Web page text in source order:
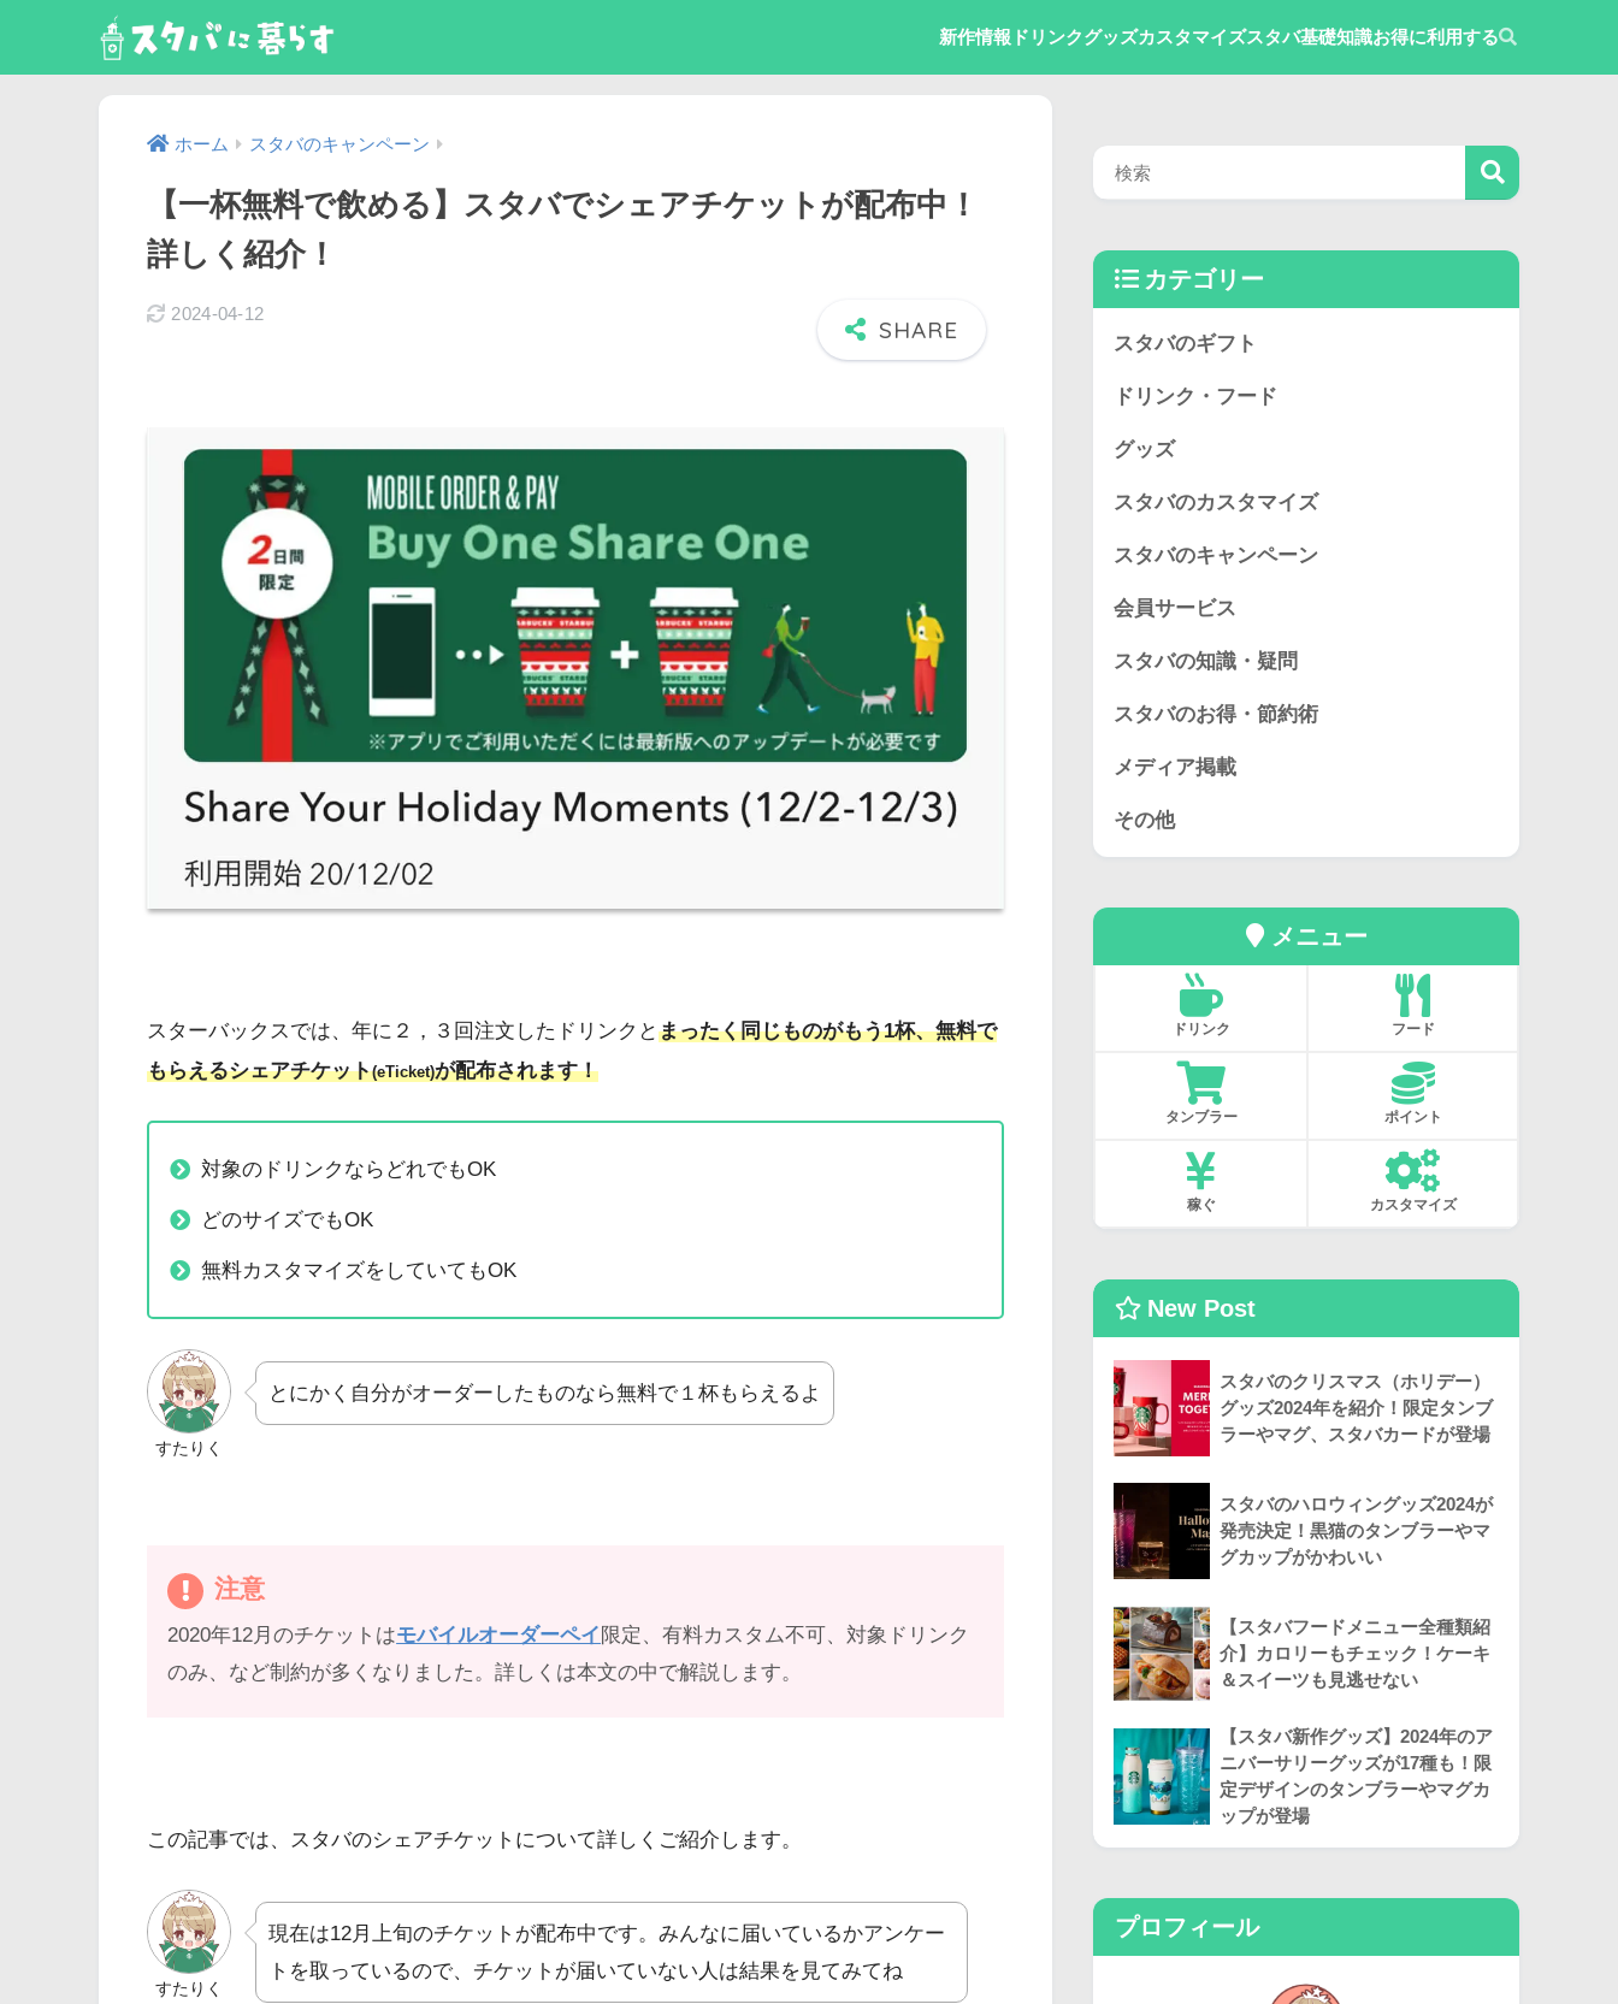
新作情報 ドリンクグッズカスタマイズスタバ基礎知識お得に利用する
ホーム スタバのキャンペーン
【一杯無料で飲める】スタバでシェアチケットが配布中！
詳しく紹介！
2024-04-12
スターバックスでは、年に２，３回注文したドリンクとまったく同じものがもう1杯、無料で
もらえるシェアチケット(eTicket)が配布されます！
対象のドリンクならどれでもOK
どのサイズでもOK
無料カスタマイズをしていてもOK
すたりく
とにかく自分がオーダーしたものなら無料で１杯もらえるよ
注意
2020年12月のチケットはモバイルオーダーペイ 限定、有料カスタム不可、対象ドリンク
のみ、など制約が多くなりました。詳しくは本文の中で解説します。
この記事では、スタバのシェアチケットについて詳しくご紹介します。
すたりく
現在は12月上旬のチケットが配布中です。みんなに届いているかアンケー
トを取っているので、チケットが届いていない人は結果を見てみてね
カテゴリー
スタバのギフト
ドリンク・フード
グッズ
スタバのカスタマイズ
スタバのキャンペーン
会員サービス
スタバの知識・疑問
スタバのお得・節約術
メディア掲載
その他
メニュー
ドリンク フード
タンブラー ポイント
稼ぐ カスタマイズ
New Post
スタバのクリスマス（ホリデー）
グッズ2024年を紹介！限定タンブ
ラーやマグ、スタバカードが登場
スタバのハロウィングッズ2024が
発売決定！黒猫のタンブラーやマ
グカップがかわいい
【スタバフードメニュー全種類紹
介】カロリーもチェック！ケーキ
＆スイーツも見逃せない
【スタバ新作グッズ】2024年のア
ニバーサリーグッズが17種も！限
定デザインのタンブラーやマグカ
ップが登場
プロフィール